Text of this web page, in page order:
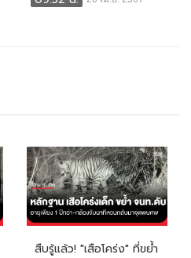
สืบรู้แล้ว! "เสือโคร่ง" ที่ขย้ำ